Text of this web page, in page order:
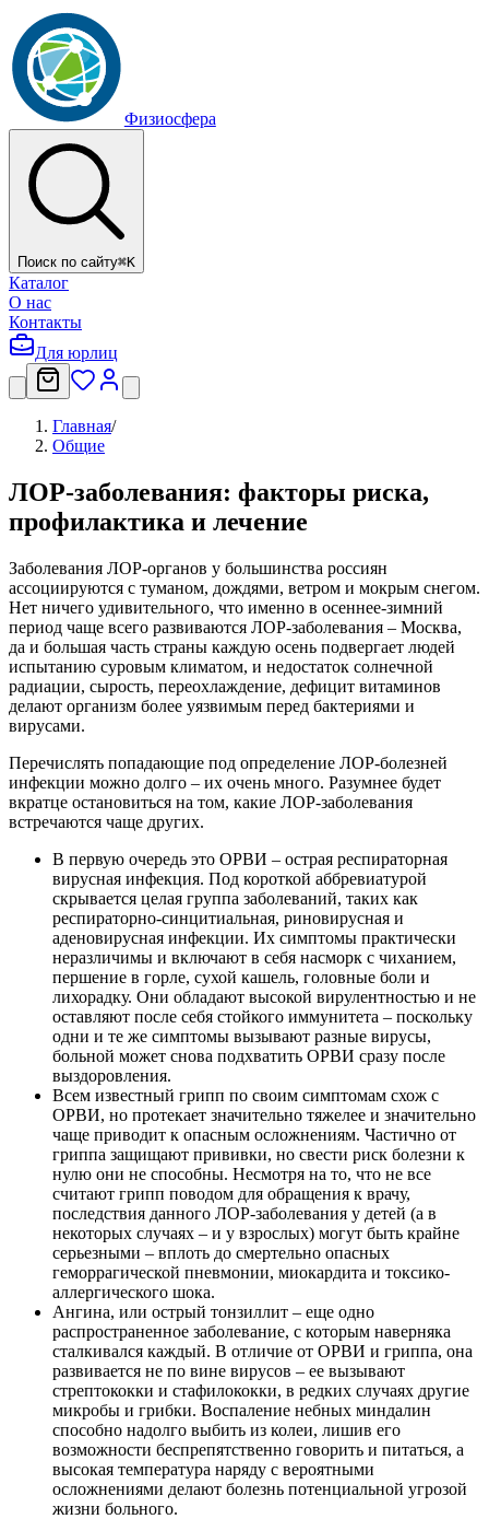
Физиосфера
Поиск по сайту⌘K
Каталог
О нас
Контакты
Для юрлиц
Главная/
Общие
ЛОР-заболевания: факторы риска,
профилактика и лечение
Заболевания ЛОР-органов у большинства россиян
ассоциируются с туманом, дождями, ветром и мокрым снегом.
Нет ничего удивительного, что именно в осеннее-зимний
период чаще всего развиваются ЛОР-заболевания – Москва,
да и большая часть страны каждую осень подвергает людей
испытанию суровым климатом, и недостаток солнечной
радиации, сырость, переохлаждение, дефицит витаминов
делают организм более уязвимым перед бактериями и
вирусами.
Перечислять попадающие под определение ЛОР-болезней
инфекции можно долго – их очень много. Разумнее будет
вкратце остановиться на том, какие ЛОР-заболевания
встречаются чаще других.
В первую очередь это ОРВИ – острая респираторная
вирусная инфекция. Под короткой аббревиатурой
скрывается целая группа заболеваний, таких как
респираторно-синцитиальная, риновирусная и
аденовирусная инфекции. Их симптомы практически
неразличимы и включают в себя насморк с чиханием,
першение в горле, сухой кашель, головные боли и
лихорадку. Они обладают высокой вирулентностью и не
оставляют после себя стойкого иммунитета – поскольку
одни и те же симптомы вызывают разные вирусы,
больной может снова подхватить ОРВИ сразу после
выздоровления.
Всем известный грипп по своим симптомам схож с
ОРВИ, но протекает значительно тяжелее и значительно
чаще приводит к опасным осложнениям. Частично от
гриппа защищают прививки, но свести риск болезни к
нулю они не способны. Несмотря на то, что не все
считают грипп поводом для обращения к врачу,
последствия данного ЛОР-заболевания у детей (а в
некоторых случаях – и у взрослых) могут быть крайне
серьезными – вплоть до смертельно опасных
геморрагической пневмонии, миокардита и токсико-
аллергического шока.
Ангина, или острый тонзиллит – еще одно
распространенное заболевание, с которым наверняка
сталкивался каждый. В отличие от ОРВИ и гриппа, она
развивается не по вине вирусов – ее вызывают
стрептококки и стафилококки, в редких случаях другие
микробы и грибки. Воспаление небных миндалин
способно надолго выбить из колеи, лишив его
возможности беспрепятственно говорить и питаться, а
высокая температура наряду с вероятными
осложнениями делают болезнь потенциальной угрозой
жизни больного.